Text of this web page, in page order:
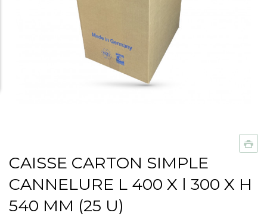
CAISSE CARTON SIMPLE
CANNELURE L 400 X l 300 X H
540 MM (25 U)